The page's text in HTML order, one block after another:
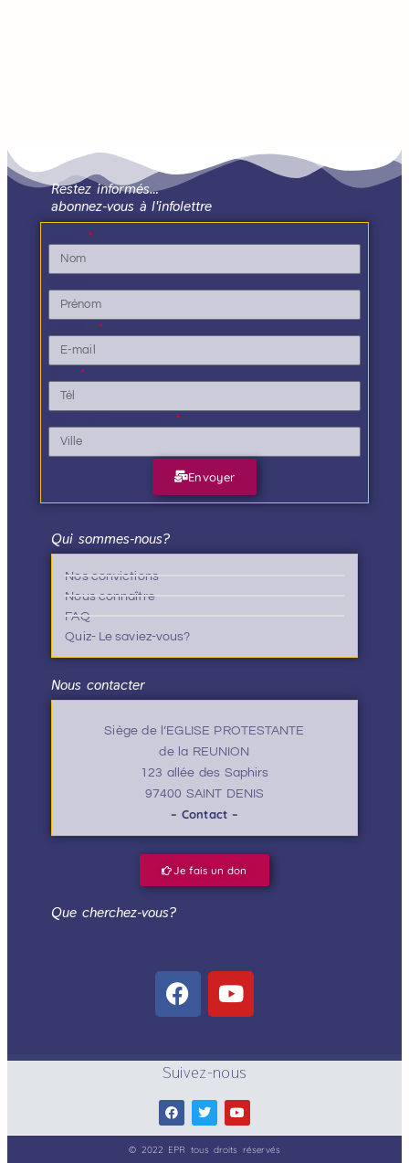
Restez informés…
abonnez-vous à l'infolettre
Envoyer
Qui sommes-nous?
Nos convictions
Nous connaître
FAQ
Quiz- Le saviez-vous?
Nous contacter
Siège de l’EGLISE PROTESTANTE
de la REUNION
123 allée des Saphirs
97400 SAINT DENIS
– Contact –
Je fais un don
Que cherchez-vous?
Suivez-nous
© 2022 EPR tous droits réservés